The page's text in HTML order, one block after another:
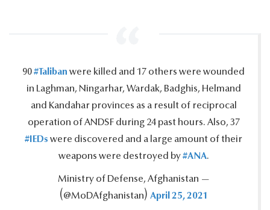
90#Talibanwere killed and 17 others were wounded
in Laghman, Ningarhar, Wardak, Badghis, Helmand
and Kandahar provinces as a result of reciprocal
operation of ANDSF during 24 past hours.‎ Also, 37
#IEDswere discovered and a large amount of their
weapons were destroyed by#ANA.
— Ministry of Defense, Afghanistan
‪(@MoDAfghanistan)‬April 25, 2021